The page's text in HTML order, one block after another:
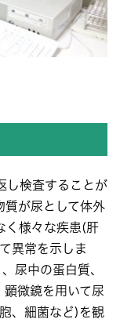
し検査することが
質が尿として体外
く様々な疾患(肝
異常を示しま
尿中の蛋白質、
顕微鏡を用いて尿
、細菌など)を観